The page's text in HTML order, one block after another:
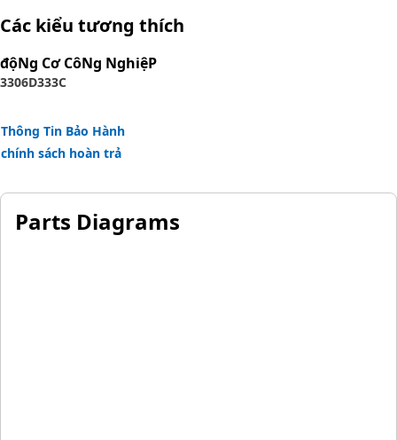
Các kiểu tương thích
độNg Cơ CôNg NghiệP
3306D333C
Thông Tin Bảo Hành
chính sách hoàn trả
Parts Diagrams